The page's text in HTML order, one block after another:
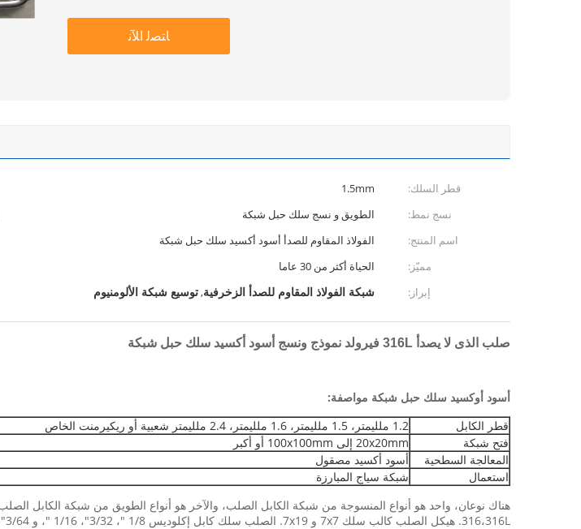
ﺎﺘﺼﻟ ﺍﻶﻧ
قطر السلك: 1.5mm
نسج نمط:
الطويق و نسج سلك حبل شبكة
اسم المنتج:
الفولاذ المقاوم للصدأ أسود أكسيد سلك حبل شبكة
مميّز:
الحياة أكثر من 30 عاما
إبراز:
شبكة الفولاذ المقاوم للصدأ الزخرفية,توسيع شبكة الألومنيوم
صلب الذى لا يصدأ 316L فيرولد نموذج ونسج أسود أكسيد سلك حبل شبكة
أسود أوكسيد سلك حبل شبكة مواصفة:
قطر الكابل
1.2 ملليمتر، 1.5 ملليمتر، 1.6 ملليمتر، 2.4 ملليمتر شعبية أو ريكيرمنت الخاص
فتح شبكة
20x20mm إلى 100x100mm أو أكبر
المعالجة السطحية
أسود أكسيد مصقول
استعمال
شبكة سياج المبارزة
316،316L. هيكل الصلب كالب سلك 7x7 و 7x19. الصلب سلك كابل إكلوديس 1/8 "، 3/32"، 1/16 "، و 3/64"، وشبكة القياسية حجم الافتتاح يشمل 1 "× 1"، 1-1 / 2 "× 1-1 / 2 "، 2" x 2 "، 3" x 3 "و